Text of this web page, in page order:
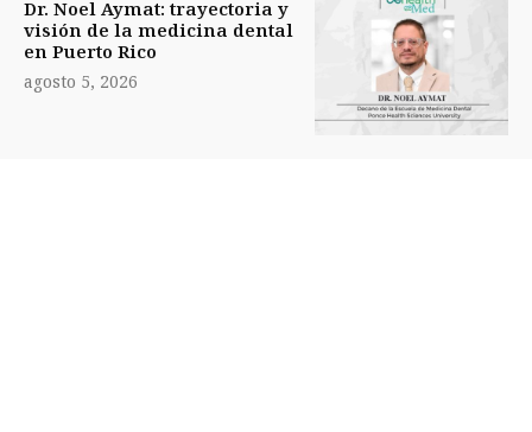
Dr. Noel Aymat: trayectoria y
visión de la medicina dental
en Puerto Rico
agosto 5, 2026